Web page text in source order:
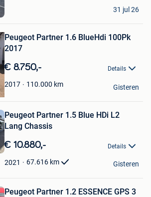
31 jul 26
Peugeot Partner 1.6 BlueHdi 100Pk
2017
€ 8.750,- Details
2017 110.000 km Gisteren
Peugeot Partner 1.5 Blue HDi L2
Lang Chassis
€ 10.880,- Details
2021 67.616 km Gisteren
Peugeot Partner 1.2 ESSENCE GPS 3